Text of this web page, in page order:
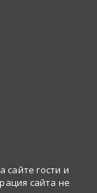
сайте гости и
сайта не